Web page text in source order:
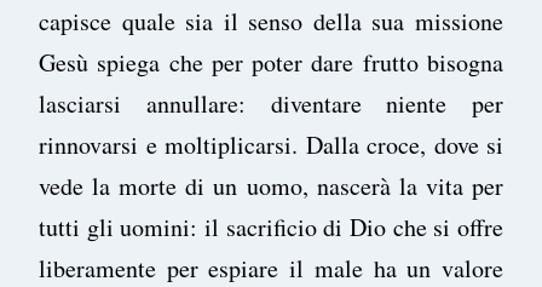
capisce quale sia il senso della sua missione
Gesù spiega che per poter dare frutto bisogna
lasciarsi annullare: diventare niente per
rinnovarsi e moltiplicarsi. Dalla croce, dove si
vede la morte di un uomo, nascerà la vita per
tutti gli uomini: il sacrificio di Dio che si offre
liberamente per espiare il male ha un valore